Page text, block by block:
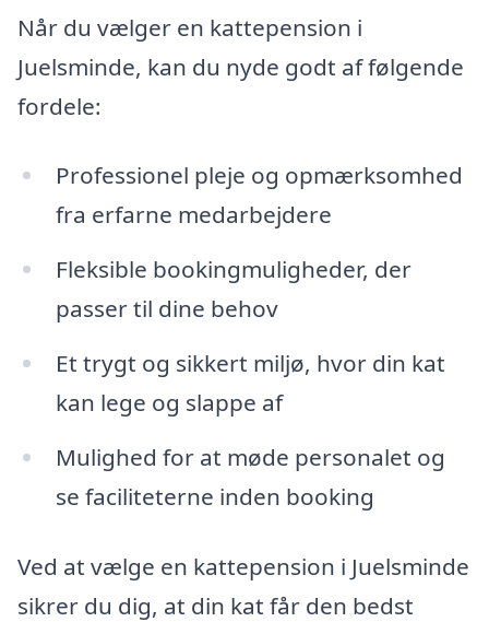
Når du vælger en kattepension i
Juelsminde, kan du nyde godt af følgende
fordele:
Professionel pleje og opmærksomhed
fra erfarne medarbejdere
Fleksible bookingmuligheder, der
passer til dine behov
Et trygt og sikkert miljø, hvor din kat
kan lege og slappe af
Mulighed for at møde personalet og
se faciliteterne inden booking
Ved at vælge en kattepension i Juelsminde
sikrer du dig, at din kat får den bedst